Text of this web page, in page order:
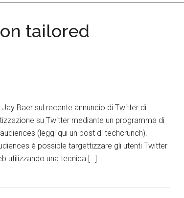
tailored
Baer sul recente annuncio di Twitter di
su Twitter mediante un programma di
(leggi qui un post di techcrunch).
è possible targettizzare gli utenti Twitter
utilizzando una tecnica […]